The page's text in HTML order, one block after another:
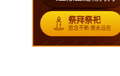
祭拜祭祀
思念不断 便永远在
2024-12-06 14:40
飞鱼献上黄菊花
2024-12-06 14:40